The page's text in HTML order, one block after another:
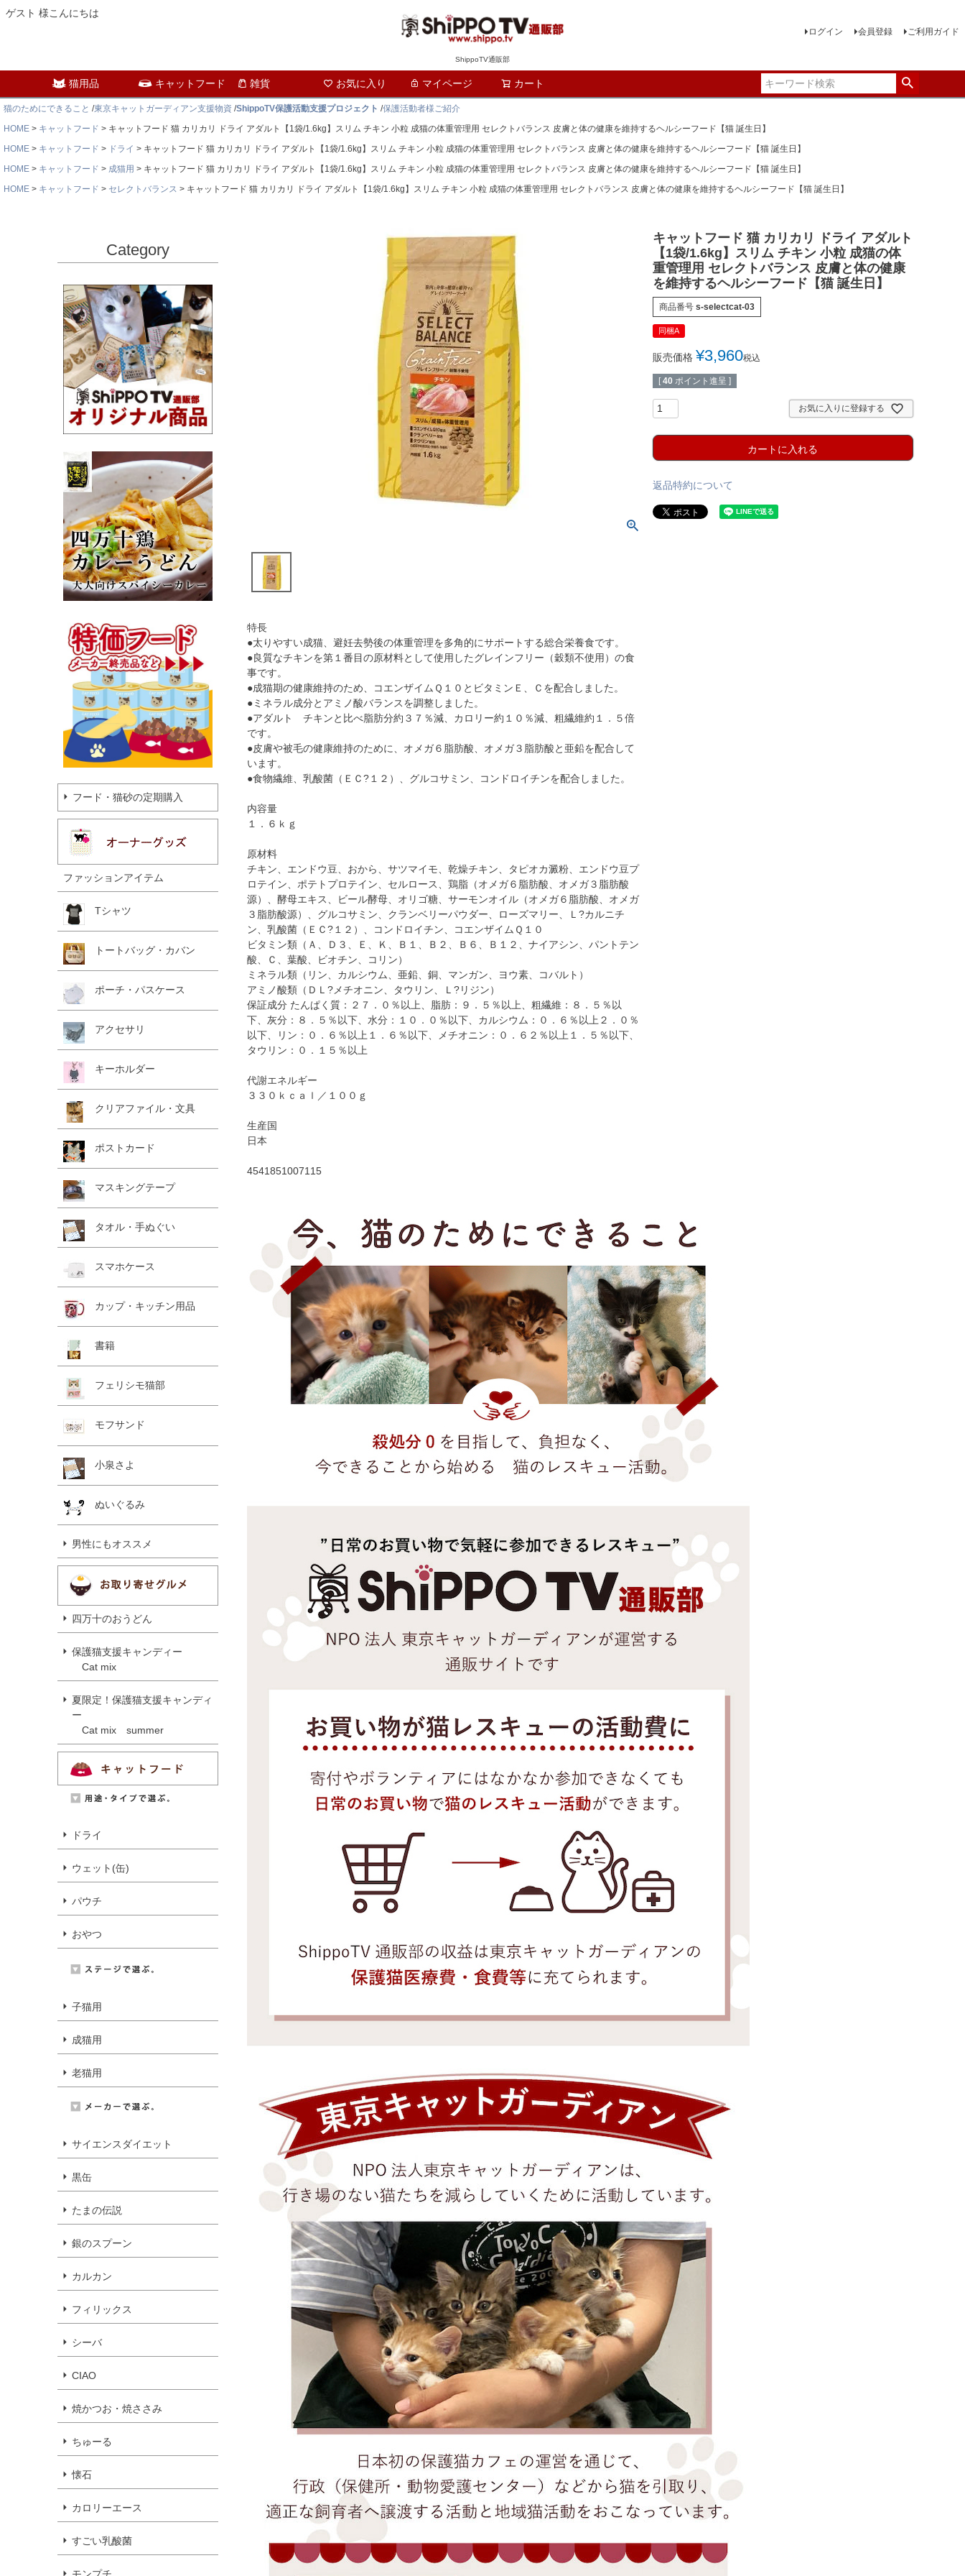
ゲスト 様こんにちは
ShippoTV通販部
ログイン 会員登録 ご利用ガイド
猫用品 キャットフード 雑貨 お気に入り マイページ カート検索
猫のためにできること /東京キャットガーディアン支援物資 /ShippoTV保護活動支援プロジェクト /保護活動者様ご紹介
HOME
キャットフード
キャットフード 猫 カリカリ ドライ アダルト【1袋/1.6kg】スリム チキン 小粒 成猫の体重管理用 セレクトバランス 皮膚と体の健康を維持するヘルシーフード【猫 誕生日】
HOME
キャットフード ドライ
キャットフード 猫 カリカリ ドライ アダルト【1袋/1.6kg】スリム チキン 小粒 成猫の体重管理用 セレクトバランス 皮膚と体の健康を維持するヘルシーフード【猫 誕生日】
HOME
キャットフード 成猫用
キャットフード 猫 カリカリ ドライ アダルト【1袋/1.6kg】スリム チキン 小粒 成猫の体重管理用 セレクトバランス 皮膚と体の健康を維持するヘルシーフード【猫 誕生日】
HOME
キャットフード セレクトバランス キャットフード 猫 カリカリ ドライ アダルト【1袋/1.6kg】スリム チキン 小粒 成猫の体重管理用 セレクトバランス 皮膚と体の健康を維持するヘルシーフード【猫 誕生日】
Category
フード・猫砂の定期購入
ファッションアイテム
Tシャツ
トートバッグ・カバン
ポーチ・パスケース
アクセサリ
キーホルダー
クリアファイル・文具
ポストカード
マスキングテープ
タオル・手ぬぐい
スマホケース
カップ・キッチン用品
書籍
フェリシモ猫部
モフサンド
小泉さよ
ぬいぐるみ
男性にもオススメ
四万十のおうどん
保護猫支援キャンディー
Cat mix
夏限定！保護猫支援キャンディ
ー
Cat mix summer
ドライ
ウェット(缶)
パウチ
おやつ
子猫用
成猫用
老猫用
サイエンスダイエット
黒缶
たまの伝説
銀のスプーン
カルカン
フィリックス
シーバ
CIAO
焼かつお・焼ささみ
ちゅーる
懐石
カロリーエース
すごい乳酸菌
特長
●太りやすい成猫、避妊去勢後の体重管理を多角的にサポートする総合栄養食です。
●良質なチキンを第１番目の原材料として使用したグレインフリー（穀類不使用）の食
事です。
●成猫期の健康維持のため、コエンザイムＱ１０とビタミンＥ、Ｃを配合しました。
●ミネラル成分とアミノ酸バランスを調整しました。
●アダルト チキンと比べ脂肪分約３７％減、カロリー約１０％減、粗繊維約１．５倍
です。
●皮膚や被毛の健康維持のために、オメガ６脂肪酸、オメガ３脂肪酸と亜鉛を配合して
います。
●食物繊維、乳酸菌（ＥＣ?１２）、グルコサミン、コンドロイチンを配合しました。
内容量
１．６ｋｇ
原材料
チキン、エンドウ豆、おから、サツマイモ、乾燥チキン、タピオカ澱粉、エンドウ豆プ
ロテイン、ポテトプロテイン、セルロース、鶏脂（オメガ６脂肪酸、オメガ３脂肪酸
源）、酵母エキス、ビール酵母、オリゴ糖、サーモンオイル（オメガ６脂肪酸、オメガ
３脂肪酸源）、グルコサミン、クランベリーパウダー、ローズマリー、Ｌ?カルニチ
ン、乳酸菌（ＥＣ?１２）、コンドロイチン、コエンザイムＱ１０
ビタミン類（Ａ、Ｄ３、Ｅ、Ｋ、Ｂ１、Ｂ２、Ｂ６、Ｂ１２、ナイアシン、パントテン
酸、Ｃ、葉酸、ビオチン、コリン）
ミネラル類（リン、カルシウム、亜鉛、銅、マンガン、ヨウ素、コバルト）
アミノ酸類（ＤＬ?メチオニン、タウリン、Ｌ?リジン）
保証成分 たんぱく質：２７．０％以上、脂肪：９．５％以上、粗繊維：８．５％以
下、灰分：８．５％以下、水分：１０．０％以下、カルシウム：０．６％以上２．０％
以下、リン：０．６％以上１．６％以下、メチオニン：０．６２％以上１．５％以下、
タウリン：０．１５％以上
代謝エネルギー
３３０ｋｃａｌ／１００ｇ
生産国
日本
4541851007115
キャットフード 猫 カリカリ ドライ アダルト
【1袋/1.6kg】スリム チキン 小粒 成猫の体
重管理用 セレクトバランス 皮膚と体の健康
を維持するヘルシーフード【猫 誕生日】
商品番号 s-selectcat-03
同梱A
販売価格 ¥3,960税込
[ 40 ポイント進呈 ]
お気に入りに登録する
カートに入れる
返品特約について